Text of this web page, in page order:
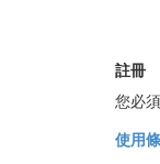
註冊
您必
使用